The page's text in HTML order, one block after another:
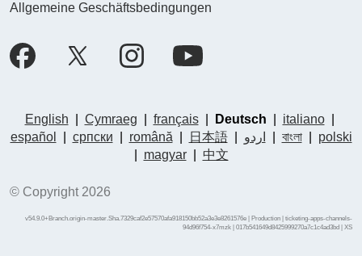
Allgemeine Geschäftsbedingungen
English Cymraeg français| Deutsch italiano|
español
српски română 日本語| اردو বাংলা|
polski
magyar| 中文
© Copyright 2026
v54.9.0+Branch.origin-master.Sha.7329caf2e57570afa918150bb52a3e3e8261576e | Production | ticketing-apps-channels-
94d96f754-x7mzk | 017b541649d8425999270a7c1c4ad3bd | XS